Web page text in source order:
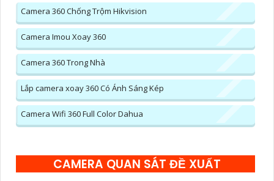
Camera 360 Chống Trộm Hikvision
Camera Imou Xoay 360
Camera 360 Trong Nhà
Lắp camera xoay 360 Có Ánh Sáng Kép
Camera Wifi 360 Full Color Dahua
CAMERA QUAN SÁT ĐỀ XUẤT